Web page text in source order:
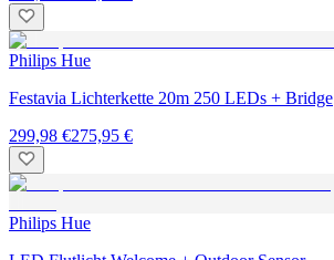
Philips Hue
Festavia Lichterkette 20m 250 LEDs + Bridge
299,98 €275,95 €
Philips Hue